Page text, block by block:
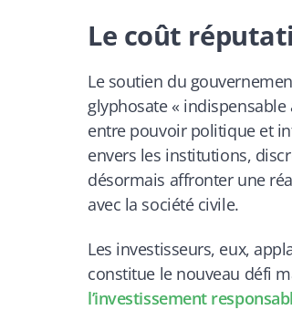
Le coût
Le soutien du
glyphosate «
entre pouvoir politique et
envers les institutions,
désormais affronter une
avec la société civile.
Les investisseurs, eux,
constitue le nouveau défi
l’investissement